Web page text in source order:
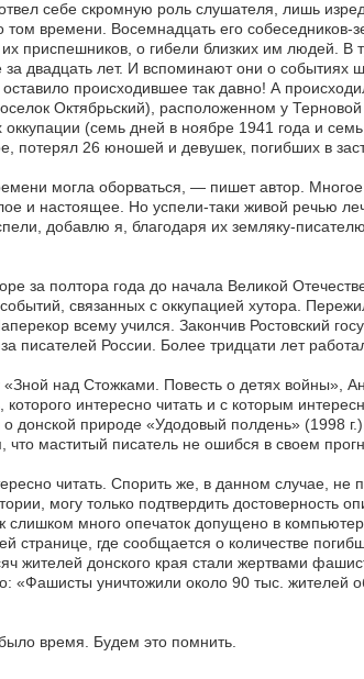
себе скромную роль слушателя, лишь
том времени. Восемнадцать его
приспешников, о гибели близких им людей.
двадцать лет. И вспоминают они о событиях
происходившее так давно! А
Октябрьский), расположенном у
(семь дней в ноябре 1941 года и
потерял 26 юношей и девушек, погибших в
могла оборваться, — пишет автор.
и настоящее. Но успели-таки живой речью
добавлю я, благодаря их земляку-
за полтора года до начала Великой
связанных с оккупацией хутора.
всему учился. Закончив Ростовский
писателей России. Более тридцати лет
«Зной над Стожками. Повесть о детях войны»,
которого интересно читать и с которым
о донской природе «Удодовый полдень» (1998
что маститый писатель не ошибся в своем
читать. Спорить же, в данном случае,
могу только подтвердить достоверность
слишком много опечаток допущено в
странице, где сообщается о количестве
жителей донского края стали жертвами
«Фашисты уничтожили около 90 тыс. жителей
время. Будем это помнить.